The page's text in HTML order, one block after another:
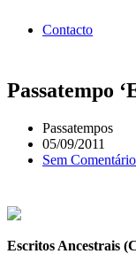
Contacto
Passatempo
Passatempos
05/09/2011
Sem
Escritos Ancestrais